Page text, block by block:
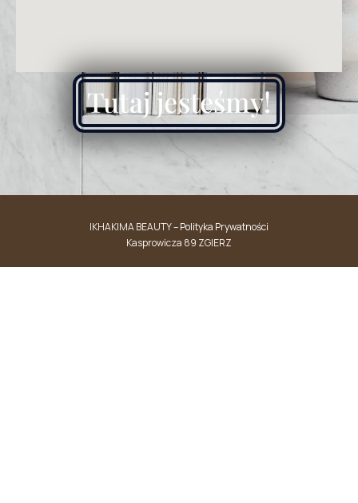
Tutaj jesteśmy!
IKHAKIMA BEAUTY –Polityka Prywatności
Kasprowicza 89 ZGIERZ